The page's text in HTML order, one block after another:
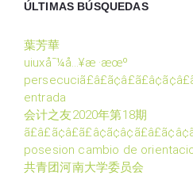
ÚLTIMAS BÚSQUEDAS
葉芳華
uiuxå¯¼å…¥æ ·æœº
entrada
会计之友2020年第18期
posesion cambio de
共青团河南大学委员会